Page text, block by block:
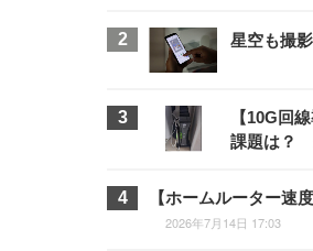
星空も撮
【10G回
課題は？
【ホームルーター速
2026年7月14日 17:03